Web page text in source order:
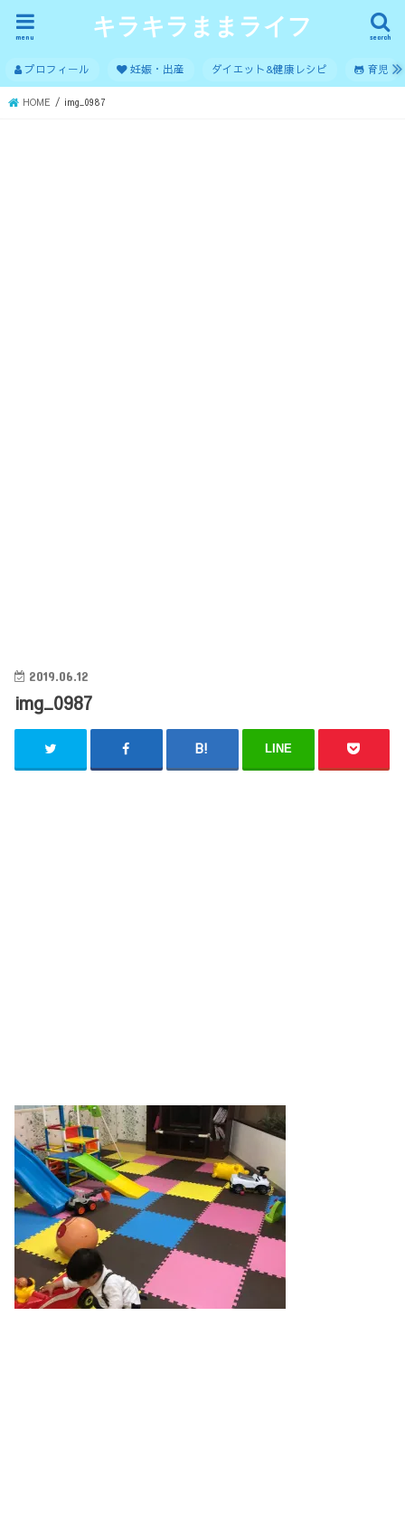
キラキラままライフ search
menu
プロフィール 妊娠・出産 ダイエット&健康レシピ 育児
HOME img_0987
2019.06.12
img_0987
LINE